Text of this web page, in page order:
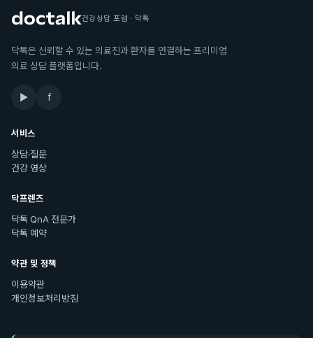
건강상담 포럼 · 닥톡
닥톡은 신뢰할 수 있는 의료진과 환자를 연결하는 프리미엄
의료 상담 플랫폼입니다.
▶ f
서비스
상담·질문
건강 영상
닥프렌즈
닥톡 QnA 전문가
닥톡 예약
약관 및 정책
이용약관
개인정보처리방침